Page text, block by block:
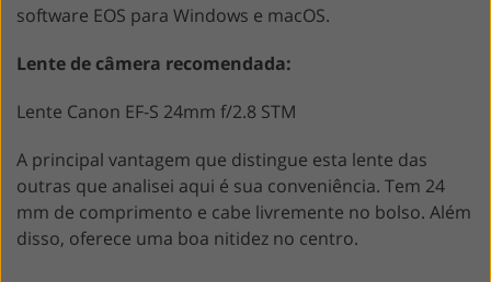
software EOS para Windows e macOS.
Lente de câmera recomendada:
Lente Canon EF-S 24mm f/2.8 STM
A principal vantagem que distingue esta lente das
outras que analisei aqui é sua conveniência. Tem 24
mm de comprimento e cabe livremente no bolso. Além
disso, oferece uma boa nitidez no centro.